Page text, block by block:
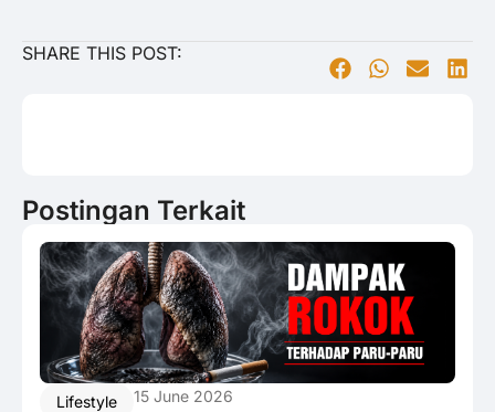
SHARE THIS POST:
Postingan Terkait
Lifestyle 15 June 2026